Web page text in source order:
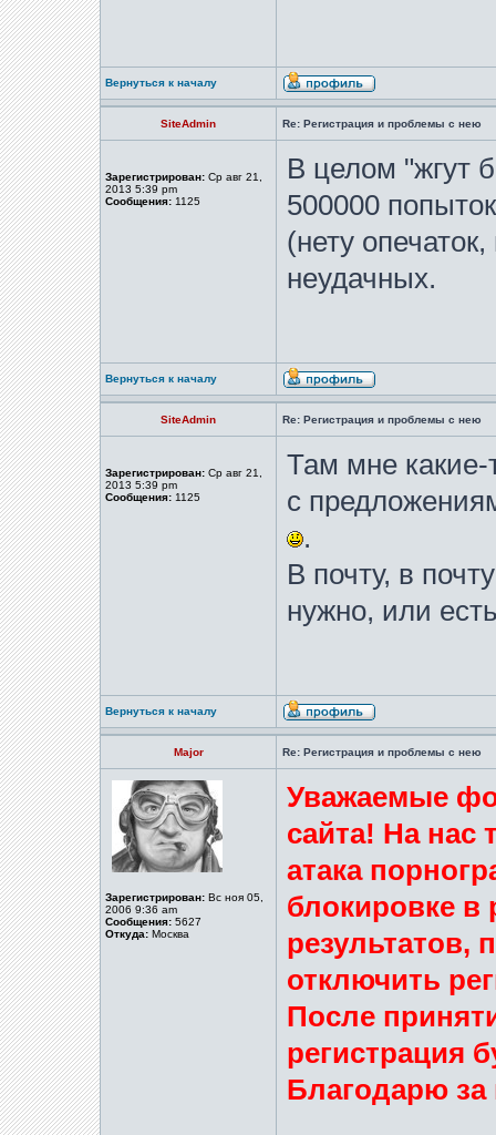
Вернуться к началу
SiteAdmin Re: Регистрация и проблемы с нею
Зарегистрирован: Ср авг 21,
2013 5:39 pm
Сообщения: 1125
В целом "жгут
500000
(нету
неудачных.
Вернуться к началу
SiteAdmin Re: Регистрация и проблемы с нею
Зарегистрирован: Ср авг 21,
2013 5:39 pm
Сообщения: 1125
Там мне
с
.
В почту, в
нужно, или
Вернуться к началу
Major Re: Регистрация и проблемы с нею
Зарегистрирован: Вс ноя 05,
2006 9:36 am
Сообщения: 5627
Откуда: Москва
Уважаемые
сайта! На нас
атака
блокировке в
отключить
После
регистрация
Благодарю